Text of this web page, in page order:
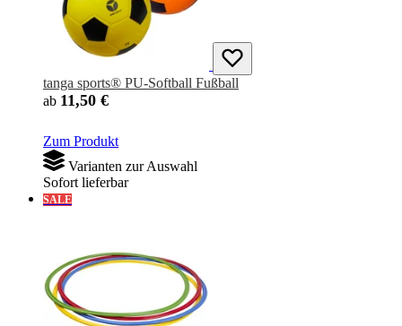
tanga sports® PU-Softball Fußball
ab 11,50 €
Zum Produkt
Varianten zur Auswahl
Sofort lieferbar
SALE